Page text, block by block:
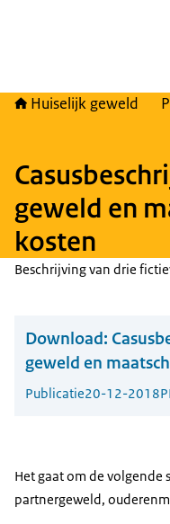
Huiselijk geweld
geweld en
kosten
Beschrijving van drie
Download:
geweld en
Publicatie20-12-2018
Het gaat om de volgende
partnergeweld,